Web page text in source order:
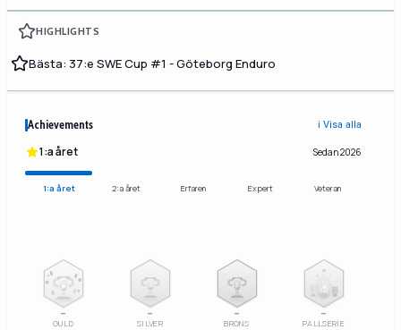
HIGHLIGHTS
Bästa: 37:e SWE Cup #1 - Göteborg Enduro
Achievements ℹ️ Visa alla
1:a året Sedan 2026
1:a året 2:a året Erfaren Expert Veteran
–
GULD
–
SILVER
3
–
BRONS
–
PALLSERIE